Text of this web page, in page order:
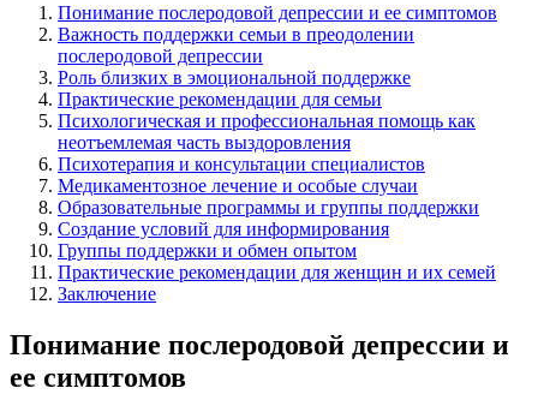
Понимание послеродовой депрессии и ее симптомов
Важность поддержки семьи в преодолении
послеродовой депрессии
Роль близких в эмоциональной поддержке
Практические рекомендации для семьи
Психологическая и профессиональная помощь как
неотъемлемая часть выздоровления
Психотерапия и консультации специалистов
Медикаментозное лечение и особые случаи
Образовательные программы и группы поддержки
Создание условий для информирования
Группы поддержки и обмен опытом
Практические рекомендации для женщин и их семей
Заключение
Понимание послеродовой депрессии и
ее симптомов